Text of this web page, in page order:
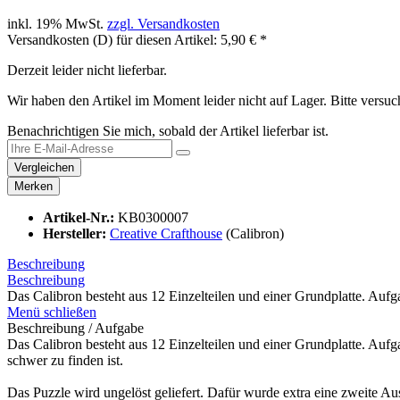
inkl. 19% MwSt. zzgl. Versandkosten
Versandkosten (D) für diesen Artikel: 5,90 € *
Derzeit leider nicht lieferbar.
Wir haben den Artikel im Moment leider nicht auf Lager. Bitte
Benachrichtigen Sie mich, sobald der Artikel lieferbar ist.
Vergleichen
Merken
Artikel-Nr.: KB0300007
Hersteller: Creative Crafthouse (Calibron)
Beschreibung
Beschreibung
Das Calibron besteht aus 12 Einzelteilen und einer Grundplatte.
Menü schließen
Beschreibung / Aufgabe
Das Calibron besteht aus 12 Einzelteilen und einer Grundplatte.
schwer zu finden ist.
Das Puzzle wird ungelöst geliefert. Dafür wurde extra eine zweite